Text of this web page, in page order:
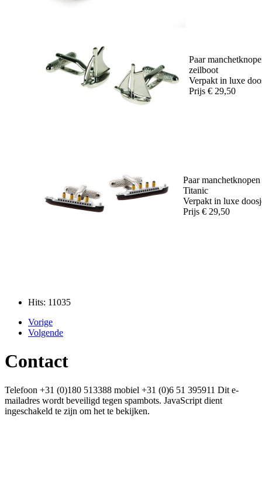
Paar
zeilboot
Verpakt in luxe
Prijs € 29,50
Paar manchetknopen
Verpakt in luxe
Prijs € 29,50
Hits: 11035
Vorige
Volgende
Contact
Telefoon +31 (0)180 513388 mobiel +31 (0)6 51 395911 Dit e-
mailadres wordt beveiligd tegen spambots. JavaScript dient
ingeschakeld te zijn om het te bekijken.